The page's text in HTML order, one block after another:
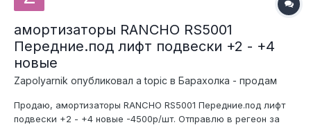
амортизаторы RANCHO RS5001
Передние.под лифт подвески +2 - +4
новые
Zapolyarnik опубликовал a topic в Барахолка - продам
Продаю, амортизаторы RANCHO RS5001 Передние.под лифт
подвески +2 - +4 новые -4500р/шт. Отправлю в регеон за